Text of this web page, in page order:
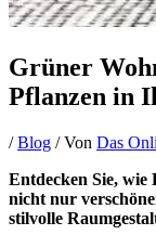
Grüner
Pflanzen in
/Blog / Von Das
Entdecken Sie,
nicht nur
stilvolle